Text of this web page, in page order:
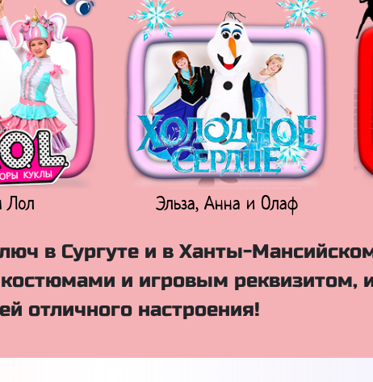
Лол Эльза, Анна и Олаф
в Сургуте и в Ханты-
и игровым реквизитом,
отличного настроения!